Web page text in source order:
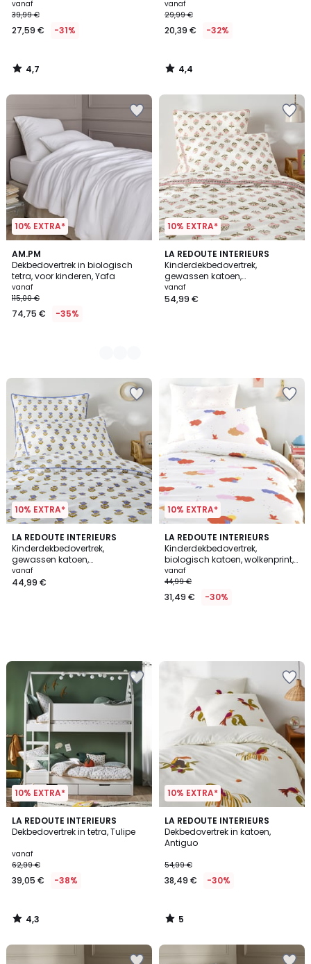
vanaf
39,99 €
27,59 € -31%
4,7
/
vanaf
29,99 €
20,39 € -32%
4,4
/
10% EXTRA*
AM.PM
Dekbedovertrek in biologisch
tetra, voor kinderen, Yafa
vanaf
115,00 €
74,75 € -35%
19
Kleuren
10% EXTRA*
LA REDOUTE INTERIEURS
Kinderdekbedovertrek,
gewassen katoen,
bloemenprint, VANDI ECRU
vanaf
54,99 €
10% EXTRA*
LA REDOUTE INTERIEURS
Kinderdekbedovertrek,
gewassen katoen,
bloemenprint, DIMANI
vanaf
44,99 €
10% EXTRA*
LA REDOUTE INTERIEURS
Kinderdekbedovertrek,
biologisch katoen, wolkenprint,
NOKI
vanaf
44,99 €
31,49 € -30%
10% EXTRA*
LA REDOUTE INTERIEURS
Dekbedovertrek in tetra, Tulipe
vanaf
62,99 €
39,05 € -38%
4,3
/ 5
4,3
/
10% EXTRA*
LA REDOUTE INTERIEURS
Dekbedovertrek in katoen,
Antiguo
54,99 €
38,49 € -30%
5
/
5
5
/